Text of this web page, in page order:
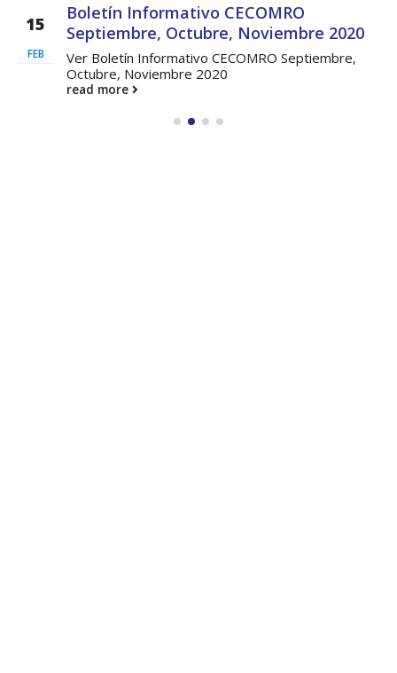
15
FEB
Boletín Informativo CECOMRO
Septiembre, Octubre, Noviembre 2020
Ver Boletín Informativo CECOMRO Septiembre,
Octubre, Noviembre 2020
read more